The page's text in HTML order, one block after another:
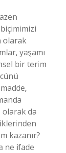
olarak
yaşamı
bir terim
olarak da
kazanır?
ne ifade